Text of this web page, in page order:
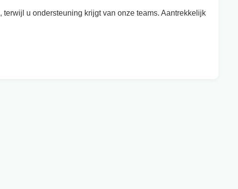
, terwijl u ondersteuning krijgt van onze teams. Aantrekkelijk